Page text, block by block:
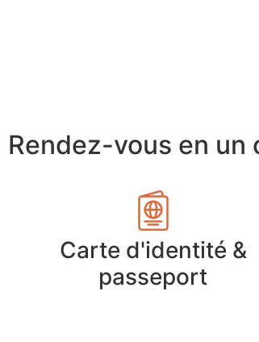
Rendez-vous en un
Carte d'identité &
passeport